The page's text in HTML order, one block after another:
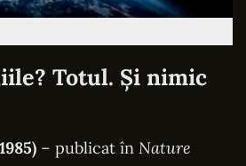
Totul. Și nimic
– publicat în Nature